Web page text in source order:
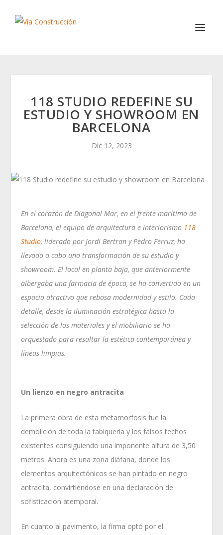
118 STUDIO REDEFINE SU
ESTUDIO Y SHOWROOM EN
BARCELONA
Dic 12, 2023
En el corazón de Diagonal Mar, en el frente marítimo de
Barcelona, el equipo de arquitectura e interiorismo 118
Studio, liderado por Jordi Bertran y Pedro Ferruz, ha
llevado a cabo una transformación de su estudio y
showroom. El local en planta baja, que anteriormente
albergaba una farmacia de época, se ha convertido en un
espacio atractivo que rebosa modernidad y estilo. Cada
detalle, desde la iluminación estratégica hasta la
selección de los materiales y el mobiliario se ha
orquestado para resaltar la estética contemporánea y
líneas limpias.
Un lienzo en negro antracita
La primera obra de esta metamorfosis fue la
demolición de toda la tabiquería y los falsos techos
existentes consiguiendo una imponente altura de 3,50
metros. Ahora es una zona diáfana, donde los
elementos arquitectónicos se han pintado en negro
antracita, convirtiéndose en una declaración de
sofisticación atemporal.
En cuanto al pavimento, la firma optó por el